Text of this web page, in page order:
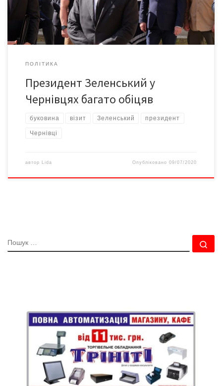
отримають необхідну допомогу. Під час огляду зруйнованого
повінню […]
ПОЛІТИКА
Президент Зеленський у
Чернівцях багато обіцяв
буковина візит Зеленський президент
Чернівці
автор Lida Опубліковано09/07/2020
ПОШУК